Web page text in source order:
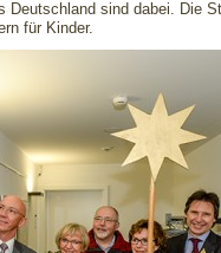
Deutschland sind dabei. Die
für Kinder.